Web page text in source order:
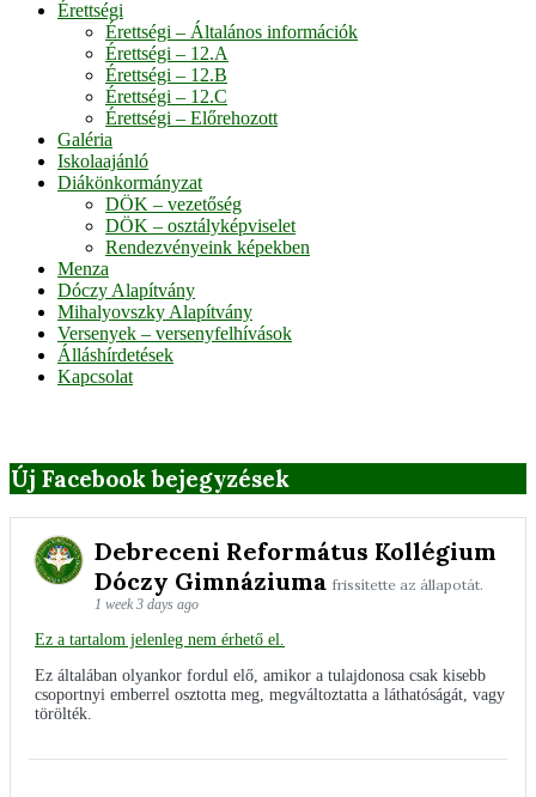
Érettségi
Érettségi – Általános információk
Érettségi – 12.A
Érettségi – 12.B
Érettségi – 12.C
Érettségi – Előrehozott
Galéria
Iskolaajánló
Diákönkormányzat
DÖK – vezetőség
DÖK – osztályképviselet
Rendezvényeink képekben
Menza
Dóczy Alapítvány
Mihalyovszky Alapítvány
Versenyek – versenyfelhívások
Álláshírdetések
Kapcsolat
Új Facebook bejegyzések
Debreceni Református Kollégium
Dóczy Gimnáziuma frissítette az állapotát.
1 week 3 days ago
Ez a tartalom jelenleg nem érhető el.
Ez általában olyankor fordul elő, amikor a tulajdonosa csak kisebb
csoportnyi emberrel osztotta meg, megváltoztatta a láthatóságát, vagy
törölték.